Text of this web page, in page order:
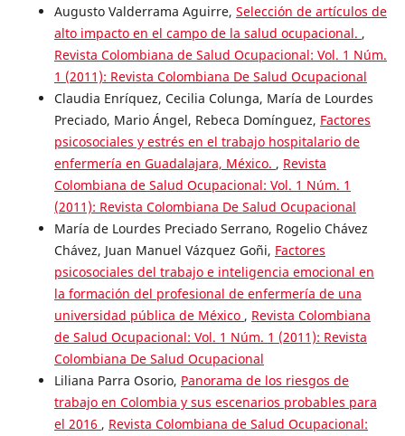
Augusto Valderrama Aguirre, Selección de artículos de
alto impacto en el campo de la salud ocupacional. ,
Revista Colombiana de Salud Ocupacional: Vol. 1 Núm.
1 (2011): Revista Colombiana De Salud Ocupacional
Claudia Enríquez, Cecilia Colunga, María de Lourdes
Preciado, Mario Ángel, Rebeca Domínguez, Factores
psicosociales y estrés en el trabajo hospitalario de
enfermería en Guadalajara, México. , Revista
Colombiana de Salud Ocupacional: Vol. 1 Núm. 1
(2011): Revista Colombiana De Salud Ocupacional
María de Lourdes Preciado Serrano, Rogelio Chávez
Chávez, Juan Manuel Vázquez Goñi, Factores
psicosociales del trabajo e inteligencia emocional en
la formación del profesional de enfermería de una
universidad pública de México , Revista Colombiana
de Salud Ocupacional: Vol. 1 Núm. 1 (2011): Revista
Colombiana De Salud Ocupacional
Liliana Parra Osorio, Panorama de los riesgos de
trabajo en Colombia y sus escenarios probables para
el 2016 , Revista Colombiana de Salud Ocupacional: